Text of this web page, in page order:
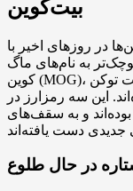
بیت‌کوین
در روزهای اخیر با
به نام‌های ماگ
کوین (MOG)، بیت گت توکن (BGB) و ویرچوال (VIRTUAL)
این سه رمزارز در
و به سقف‌های
در حال طلوع